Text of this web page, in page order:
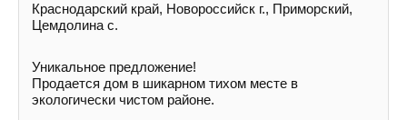
Краснодарский край, Новороссийск г., Приморский,
Цемдолина с.
Уникальное предложение!
Продается дом в шикарном тихом месте в
экологически чистом районе.